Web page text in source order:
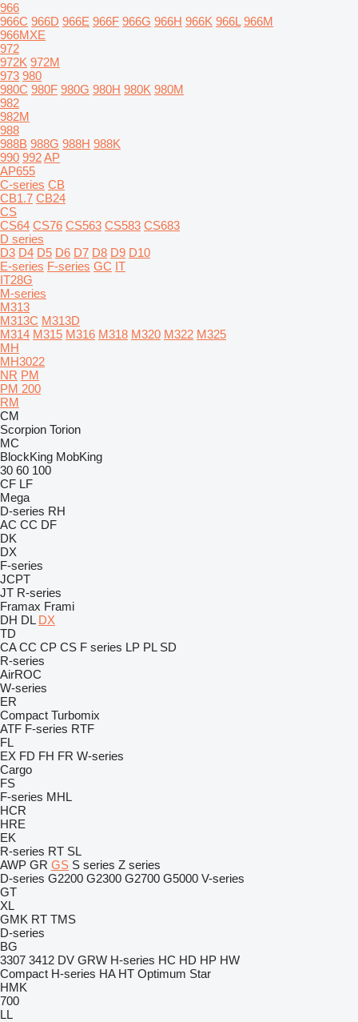
966
966C 966D 966E 966F 966G 966H 966K 966L 966M
966MXE
972
972K 972M
973 980
980C 980F 980G 980H 980K 980M
982
982M
988
988B 988G 988H 988K
990 992AP
AP655
C-series CB
CB1.7 CB24
CS
CS64 CS76 CS563 CS583 CS683
D series
D3 D4 D5 D6 D7 D8 D9 D10
E-series F-series GC IT
IT28G
M-series
M313
M313C M313D
M314 M315 M316 M318 M320 M322 M325
MH
MH3022
NR PM
PM 200
RM
CM
Scorpion Torion
MC
BlockKing MobKing
30 60 100
CF LF
Mega
D-series RH
AC CC DF
DK
DX
F-series
JCPT
JT R-series
Framax Frami
DH DL DX
TD
CA CC CP CS F series LP PL SD
R-series
AirROC
W-series
ER
Compact Turbomix
ATF F-series RTF
FL
EX FD FH FR W-series
Cargo
FS
F-series MHL
HCR
HRE
EK
R-series RT SL
AWP GR GS S series Z series
D-series G2200 G2300 G2700 G5000 V-series
GT
XL
GMK RT TMS
D-series
BG
3307 3412 DV GRW H-series HC HD HP HW
Compact H-series HA HT Optimum Star
HMK
700
LL